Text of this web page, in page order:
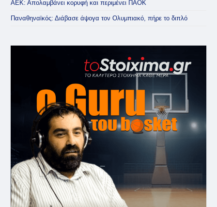
ΑΕΚ: Απολαμβάνει κορυφή και περιμένει ΠΑΟΚ
Παναθηναϊκός: Διάβασε άψογα τον Ολυμπιακό, πήρε το διπλό